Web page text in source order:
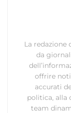
Archiviare
pubblicità
dei contenuti,
personalizzati,
limitati per la
Funzionalità
Abbinare e
La redazione
da
offrire
accurati
politica, alla
team